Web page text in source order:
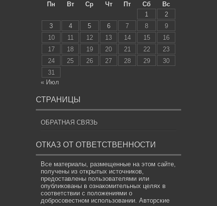
Пн
Вт Ср Чт Пт Сб
Вс
1
2
3
4 5 6 7 8
9
10
11 12 13 14 15
16
17
18 19 20 21 22
23
24
25 26 27 28 29
30
31
« Июл
СТРАНИЦЫ
ОБРАТНАЯ СВЯЗЬ
ОТКАЗ ОТ ОТВЕТСТВЕННОСТИ
Все материалы, размещенные на этом сайте,
получены из открытых источников,
предоставлены пользователями или
опубликованы в ознакомительных целях в
соответствии с положениями о
добросовестном использовании. Авторские